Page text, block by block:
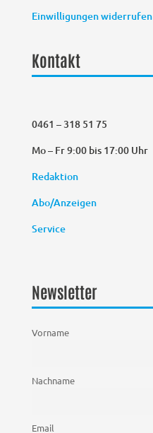
Einwilligungen widerrufen
Kontakt
0461 – 318 51 75
Mo – Fr 9:00 bis 17:00 Uhr
Redaktion
Abo/Anzeigen
Service
Newsletter
Vorname
Nachname
Email